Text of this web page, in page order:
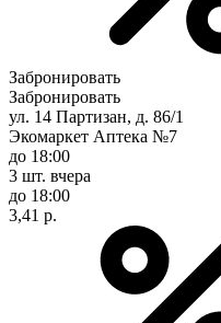
Забронировать
Забронировать
ул. 14 Партизан, д. 86/1
Экомаркет Аптека №7
до 18:00
3 шт. вчера
до 18:00
3,41 р.